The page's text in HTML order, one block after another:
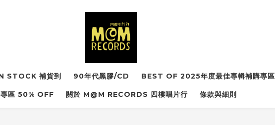
STOCK 補貨到 90年代黑膠/CD BEST OF 2025年度最佳專輯補購專區
區 50% OFF 關於 M@M RECORDS 四樓唱片行 條款與細則